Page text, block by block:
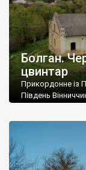
Болган.
цвинтар
Прикордонне із
Південь
старовинний
збереглися,
мовою. За всіма
український.